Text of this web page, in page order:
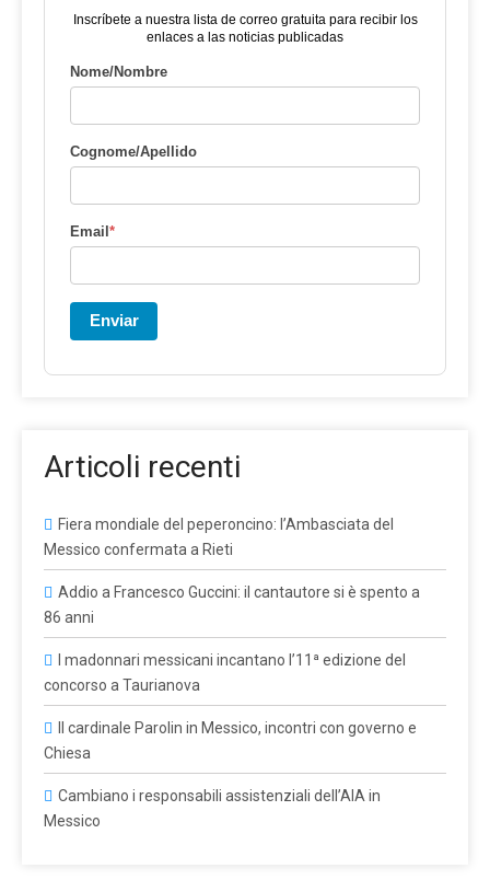
Inscríbete a nuestra lista de correo gratuita para recibir los
enlaces a las noticias publicadas
Nome/Nombre
Cognome/Apellido
Email *
Enviar
Articoli recenti
Fiera mondiale del peperoncino: l’Ambasciata del
Messico confermata a Rieti
Addio a Francesco Guccini: il cantautore si è spento a
86 anni
I madonnari messicani incantano l’11ª edizione del
concorso a Taurianova
Il cardinale Parolin in Messico, incontri con governo e
Chiesa
Cambiano i responsabili assistenziali dell’AIA in
Messico